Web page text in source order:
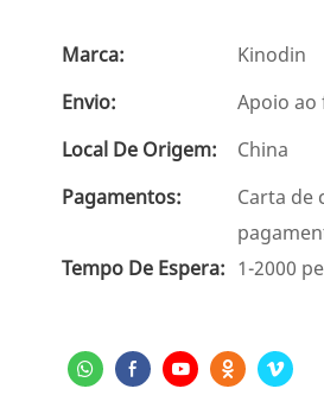
Marca:
Kinodin
Envio:
Apoio
Local De Origem:
China
Pagamentos:
Carta de
Tempo De Espera: 1-2000